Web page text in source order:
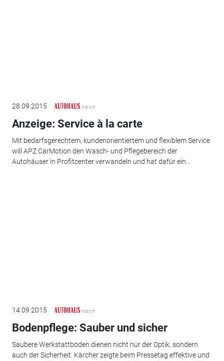
28.09.2015
Anzeige: Service à la carte
Mit bedarfsgerechtem, kundenorientiertem und flexiblem Service
will APZ CarMotion den Wasch- und Pflegebereich der
Autohäuser in Profitcenter verwandeln und hat dafür ein...
14.09.2015
Bodenpflege: Sauber und sicher
Saubere Werkstattböden dienen nicht nur der Optik, sondern
auch der Sicherheit. Kärcher zeigte beim Pressetag effektive und